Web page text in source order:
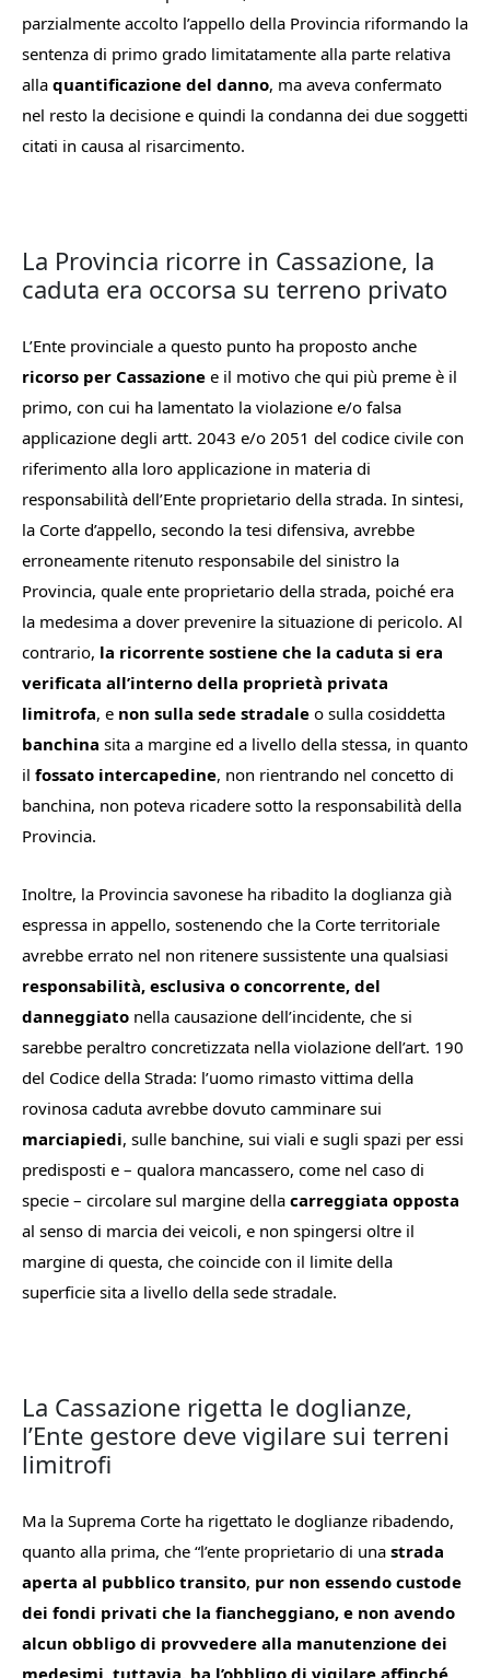
parzialmente accolto l’appello della Provincia riformando la
sentenza di primo grado limitatamente alla parte relativa
alla quantificazione del danno, ma aveva confermato
nel resto la decisione e quindi la condanna dei due soggetti
citati in causa al risarcimento.
La Provincia ricorre in Cassazione, la
caduta era occorsa su terreno privato
L’Ente provinciale a questo punto ha proposto anche
ricorso per Cassazione e il motivo che qui più preme è il
primo, con cui ha lamentato la violazione e/o falsa
applicazione degli artt. 2043 e/o 2051 del codice civile con
riferimento alla loro applicazione in materia di
responsabilità dell’Ente proprietario della strada. In sintesi,
la Corte d’appello, secondo la tesi difensiva, avrebbe
erroneamente ritenuto responsabile del sinistro la
Provincia, quale ente proprietario della strada, poiché era
la medesima a dover prevenire la situazione di pericolo. Al
contrario, la ricorrente sostiene che la caduta si era
verificata all’interno della proprietà privata
limitrofa, e non sulla sede stradale o sulla cosiddetta
banchina sita a margine ed a livello della stessa, in quanto
il fossato intercapedine, non rientrando nel concetto di
banchina, non poteva ricadere sotto la responsabilità della
Provincia.
Inoltre, la Provincia savonese ha ribadito la doglianza già
espressa in appello, sostenendo che la Corte territoriale
avrebbe errato nel non ritenere sussistente una qualsiasi
responsabilità, esclusiva o concorrente, del
danneggiato nella causazione dell’incidente, che si
sarebbe peraltro concretizzata nella violazione dell’art. 190
del Codice della Strada: l’uomo rimasto vittima della
rovinosa caduta avrebbe dovuto camminare sui
marciapiedi, sulle banchine, sui viali e sugli spazi per essi
predisposti e – qualora mancassero, come nel caso di
specie – circolare sul margine della carreggiata opposta
al senso di marcia dei veicoli, e non spingersi oltre il
margine di questa, che coincide con il limite della
superficie sita a livello della sede stradale.
La Cassazione rigetta le doglianze,
l’Ente gestore deve vigilare sui terreni
limitrofi
Ma la Suprema Corte ha rigettato le doglianze ribadendo,
quanto alla prima, che “l’ente proprietario di una strada
aperta al pubblico transito, pur non essendo custode
dei fondi privati che la fiancheggiano, e non avendo
alcun obbligo di provvedere alla manutenzione dei
medesimi, tuttavia, ha l’obbligo di vigilare affinché